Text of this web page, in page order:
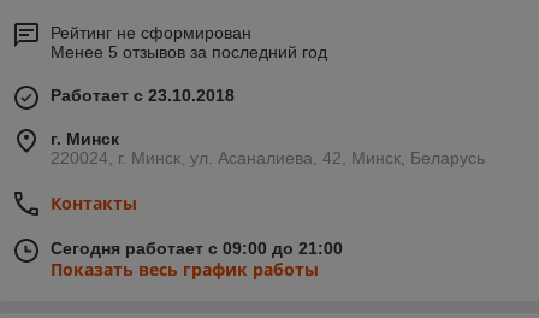
Рейтинг не сформирован
Менее 5 отзывов за последний год
Работает с 23.10.2018
г. Минск
220024, г. Минск, ул. Асаналиева, 42, Минск, Беларусь
Контакты
Сегодня работает с 09:00 до 21:00
Показать весь график работы